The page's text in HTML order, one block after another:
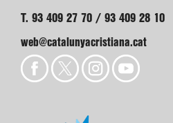
T. 93 409 27 70 / 93 409 28 10
web@catalunyacristiana.cat